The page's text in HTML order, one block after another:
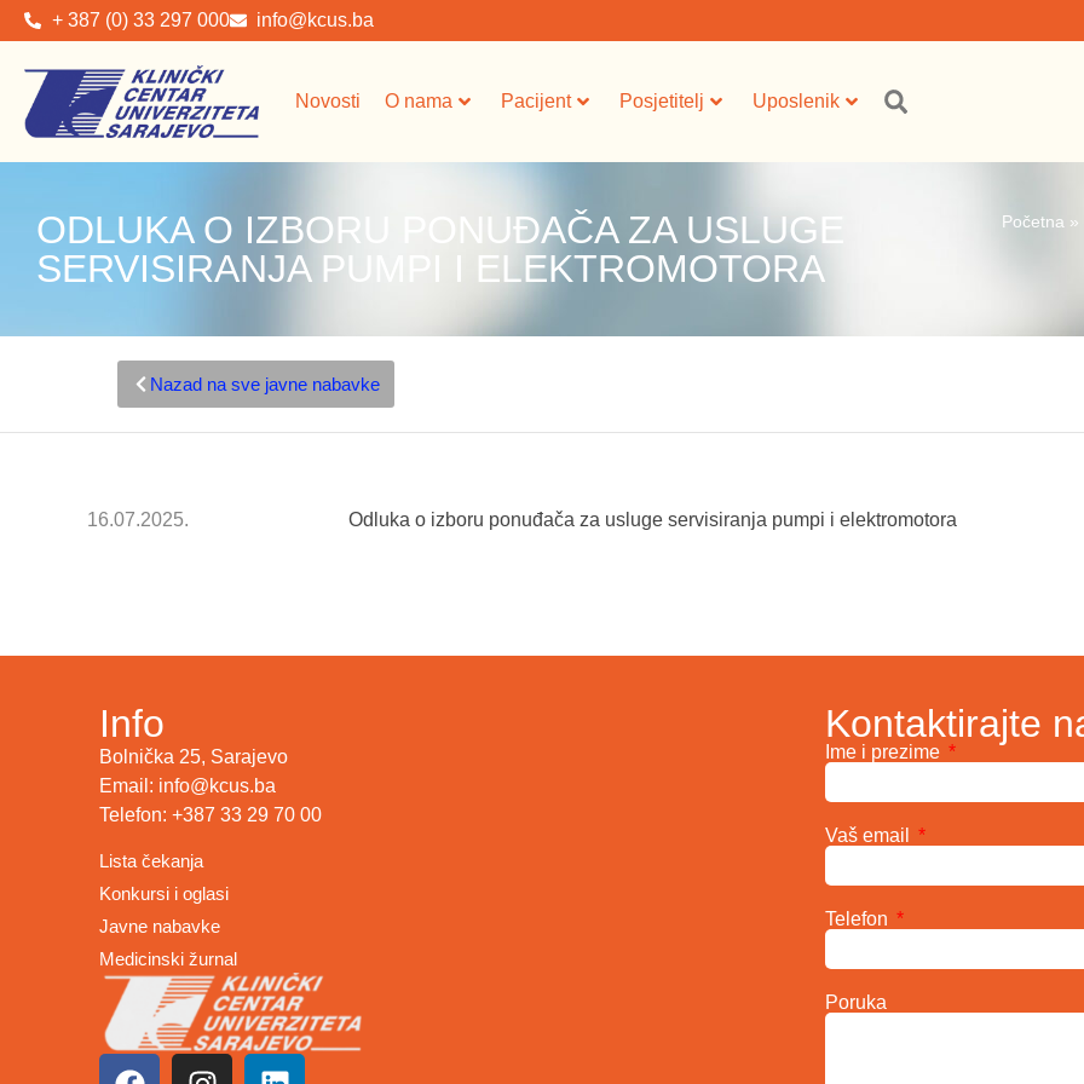
+ 387 (0) 33 297 000 info@kcus.ba
Novosti O nama Pacijent Posjetitelj Uposlenik
ODLUKA O IZBORU PONUĐAČA ZA USLUGE
SERVISIRANJA PUMPI I ELEKTROMOTORA
Početna»
Nazad na sve javne nabavke
16.07.2025. Odluka o izboru ponuđača za usluge servisiranja pumpi i elektromotora
Info
Bolnička 25, Sarajevo
Email: info@kcus.ba
Telefon: +387 33 29 70 00
Lista čekanja
Konkursi i oglasi
Javne nabavke
Medicinski žurnal
Kontaktirajte
Ime i prezime
Vaš email
Telefon
Poruka